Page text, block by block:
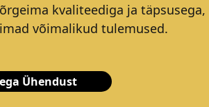
kvaliteediga ja täpsusega,
võimalikud tulemused.
Ühendust